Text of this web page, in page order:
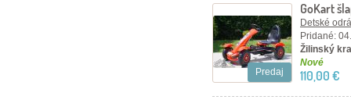
Predaj
GoKart
Detské
Pridané:
Žilinský
Nové
110,00 €